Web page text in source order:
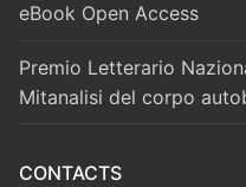
eBook Open Access
Premio Letterario
Mitanalisi del corpo
CONTACTS